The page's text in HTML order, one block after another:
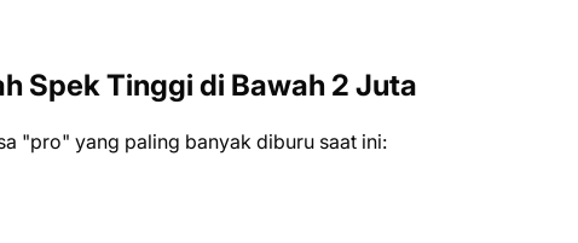
Spek Tinggi di Bawah 2 Juta
"pro" yang paling banyak diburu saat ini: